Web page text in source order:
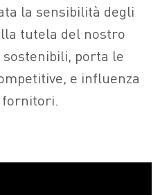
la sensibilità degli
tutela del nostro
porta le
e influenza